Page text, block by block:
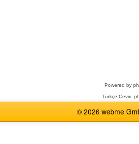
Powered by
Türkçe Çeviri:
© 2026 webme